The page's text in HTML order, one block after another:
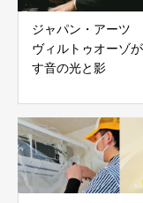
ジャパン・アーツ
ヴィルトゥオーゾ
す音の光と影